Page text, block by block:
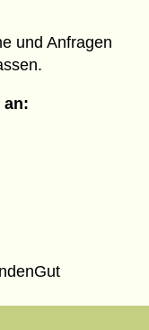
und Anfragen
an: